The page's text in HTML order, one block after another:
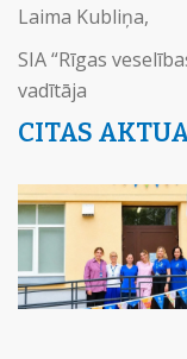
Laima Kubliņa,
SIA “Rīgas
vadītāja
CITAS